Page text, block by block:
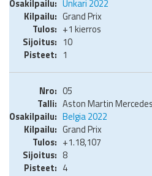
Unkari 2022
Grand Prix
+1 kierros
10
1
05
Aston Martin Mercedes
Belgia 2022
Grand Prix
+1.18,107
8
4